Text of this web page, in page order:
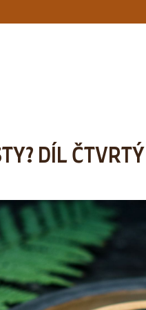
DÍL